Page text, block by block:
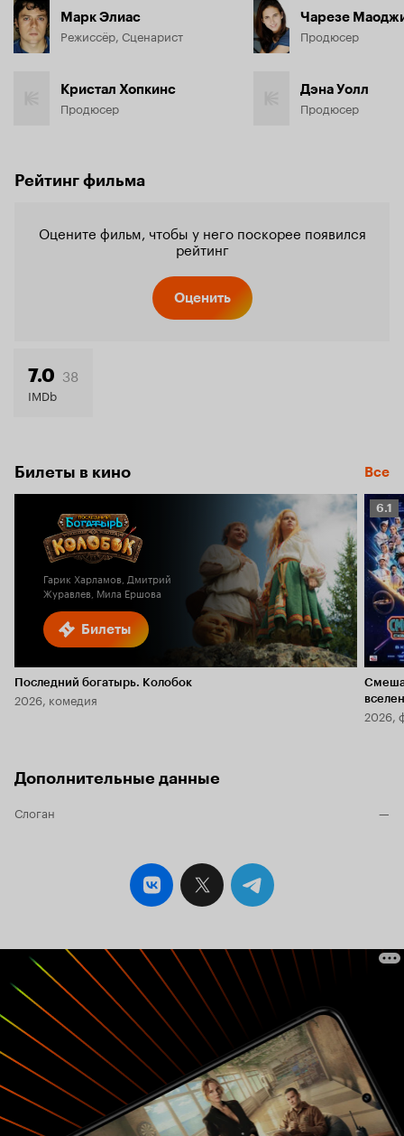
Марк Элиас
Режиссёр, Сценарист
Кристал Хопкинс
Продюсер
Чарезе
Продюсер
Дэна Уолл
Продюсер
Рейтинг фильма
Оцените фильм, чтобы у него поскорее появился
рейтинг
Оценить
7.0 38
IMDb
Билеты в кино Все
Билеты
Гарик Харламов, Дмитрий
Журавлев, Мила Ершова
Последний богатырь. Колобок
2026, комедия
6.1
6.1
2026,
Дополнительные данные
Слоган —